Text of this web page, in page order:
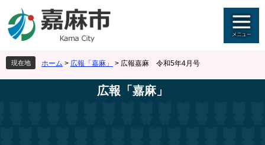
ジ
先
頭
で
ュ
を
飛
ば
現在地 ホーム > 広報「嘉麻」 > 広報嘉麻 令和5年4月号
広報「嘉麻」